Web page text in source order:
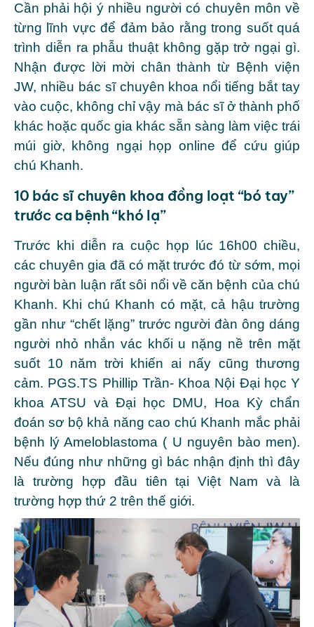
Cần phải hội ý nhiều người có chuyên môn về
từng lĩnh vực để đảm bảo rằng trong suốt quá
trình diễn ra phẫu thuật không gặp trở ngại gì.
Nhận được lời mời chân thành từ Bệnh viện
JW, nhiều bác sĩ chuyên khoa nổi tiếng bắt tay
vào cuộc, không chỉ vậy mà bác sĩ ở thành phố
khác hoặc quốc gia khác sẵn sàng làm việc trái
múi giờ, không ngại họp online để cứu giúp
chú Khanh.
10 bác sĩ chuyên khoa đồng loạt “bó tay”
trước ca bệnh “khó lạ”
Trước khi diễn ra cuộc họp lúc 16h00 chiều,
các chuyên gia đã có mặt trước đó từ sớm, mọi
người bàn luận rất sôi nổi về căn bệnh của chú
Khanh. Khi chú Khanh có mặt, cả hậu trường
gần như “chết lặng” trước người đàn ông dáng
người nhỏ nhắn vác khối u nặng nề trên mặt
suốt 10 năm trời khiến ai nấy cũng thương
cảm. PGS.TS Phillip Trần- Khoa Nội Đại học Y
khoa ATSU và Đại học DMU, Hoa Kỳ chẩn
đoán sơ bộ khả năng cao chú Khanh mắc phải
bệnh lý Ameloblastoma ( U nguyên bào men).
Nếu đúng như những gì bác nhận định thì đây
là trường hợp đầu tiên tại Việt Nam và là
trường hợp thứ 2 trên thế giới.